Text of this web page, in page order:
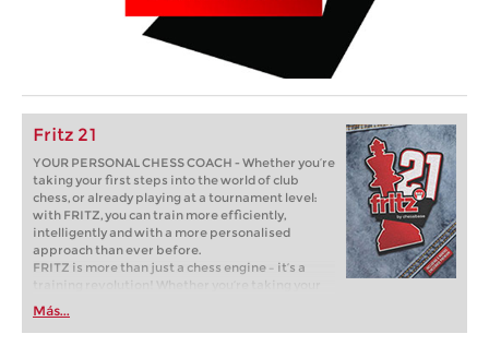
Fritz 21
YOUR PERSONAL CHESS COACH - Whether you’re
taking your first steps into the world of club
chess, or already playing at a tournament level:
with FRITZ, you can train more efficiently,
intelligently and with a more personalised
approach than ever before.
FRITZ is more than just a chess engine – it’s a
training revolution! Whether you’re taking your
first steps into the world of club chess, or already
playing at a tournament level: with FRITZ, you can
train more efficiently, intelligently and with a
Más...